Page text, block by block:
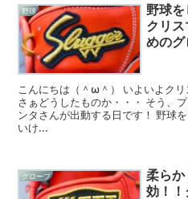
野球
野球
クリ
めのグ
こんにちは（＾ω＾） いよいよク
さぁどうしたものか・・・ そう、
ンタさんが出動する日です！ 野球
いけ...
グローブ
柔ら
効！